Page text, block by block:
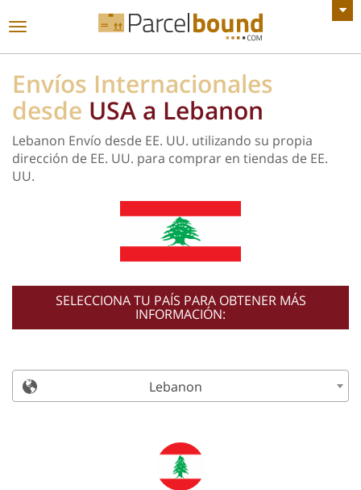
VER TODOS LOS ANUNCIOS
Navegación
Envíos Internacionales
desde USA a Lebanon
Lebanon Envío desde EE. UU. utilizando su propia
dirección de EE. UU. para comprar en tiendas de EE.
UU.
SELECCIONA TU PAÍS PARA OBTENER MÁS
INFORMACIÓN:
Lebanon